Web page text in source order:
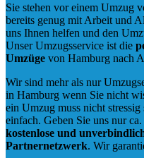
Sie stehen vor einem Umzug
bereits genug mit Arbeit und
uns Ihnen helfen und den
Unser Umzugsservice ist die
Umzüge von Hamburg nach
Wir sind mehr als nur
in Hamburg wenn Sie nicht
ein Umzug muss nicht
einfach. Geben Sie uns nur
kostenlose und
Partnernetzwerk. Wir